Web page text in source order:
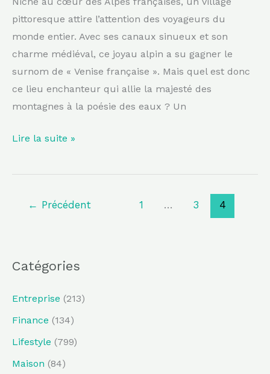
pittoresque attire l’attention des voyageurs du
monde entier. Avec ses canaux sinueux et son
charme médiéval, ce joyau alpin a su gagner le
surnom de « Venise française ». Mais quel est donc
ce lieu enchanteur qui allie la majesté des
montagnes à la poésie des eaux ? Un
Lire la suite »
← Précédent 1 … 3 4
Catégories
Entreprise (213)
Finance (134)
Lifestyle (799)
Maison (84)